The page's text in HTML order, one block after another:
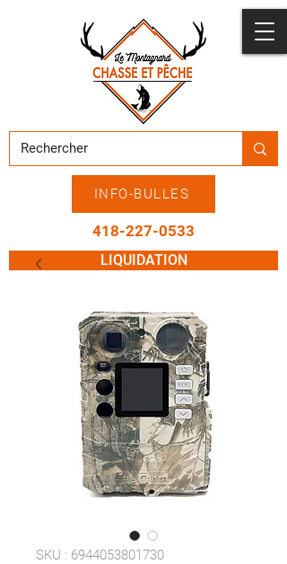
INFO-BULLES
418-227-0533
LIQUIDATION
SKU : 6944053801730